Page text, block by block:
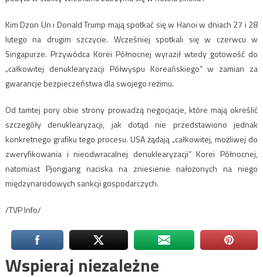
Kim Dzon Un i Donald Trump mają spotkać się w Hanoi w dniach 27 i 28
lutego na drugim szczycie. Wcześniej spotkali się w czerwcu w
Singapurze. Przywódca Korei Północnej wyraził wtedy gotowość do
„całkowitej denuklearyzacji Półwyspu Koreańskiego” w zamian za
gwarancje bezpieczeństwa dla swojego reżimu.
Od tamtej pory obie strony prowadzą negocjacje, które mają określić
szczegóły denuklearyzacji, jak dotąd nie przedstawiono jednak
konkretnego grafiku tego procesu. USA żądają „całkowitej, możliwej do
zweryfikowania i nieodwracalnej denuklearyzacji” Korei Północnej,
natomiast Pjongjang naciska na zniesienie nałożonych na niego
międzynarodowych sankcji gospodarczych.
/TVP Info/
Wspieraj niezależne